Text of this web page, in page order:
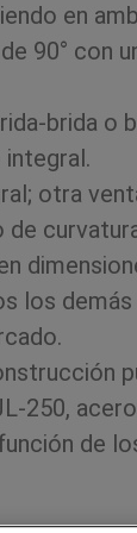
en
90° con
brida o
otra
de
los
250,
de